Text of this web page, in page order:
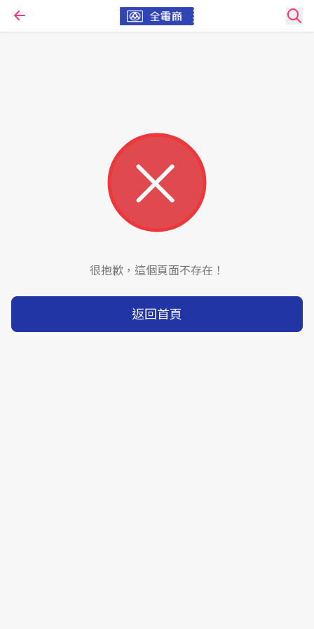
很抱歉，這個頁面不存在！
返回首頁